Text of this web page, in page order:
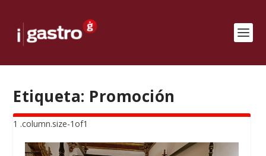
Etiqueta: Promoción